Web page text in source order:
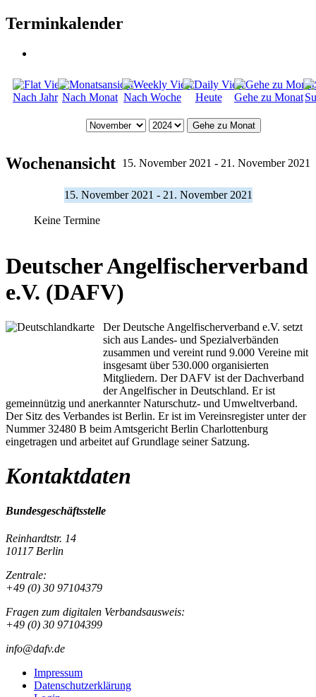
Terminkalender
Nach Jahr Nach Monat Nach Woche Heute Gehe zu Monat
Gehe zu Monat
Wochenansicht 15. November 2021 - 21. November 2021
15. November 2021 - 21. November 2021
Keine Termine
Deutscher Angelfischerverband
e.V. (DAFV)
Der Deutsche Angelfischerverband e.V. setzt
sich aus Landes- und Spezialverbänden
zusammen und vereint rund 9.000 Vereine mit
insgesamt über 530.000 organisierten
Mitgliedern. Der DAFV ist der Dachverband
der Angelfischer in Deutschland. Er ist
gemeinnützig und anerkannter Naturschutz- und Umweltverband.
Der Sitz des Verbandes ist Berlin. Er ist im Vereinsregister unter der
Nummer 32480 B beim Amtsgericht Berlin Charlottenburg
eingetragen und arbeitet auf Grundlage seiner Satzung.
Kontaktdaten
Bundesgeschäftsstelle
Reinhardtstr. 14
10117 Berlin
Zentrale:
+49 (0) 30 97104379
Fragen zum digitalen Verbandsausweis:
+49 (0) 30 97104399
info@dafv.de
Impressum
Datenschutzerklärung